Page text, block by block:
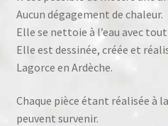
Aucun dégagement de chaleur.
Elle se nettoie à l’eau avec
Elle est dessinée, créée et
Lagorce en Ardèche.
Chaque pièce étant réalisée à
peuvent survenir.